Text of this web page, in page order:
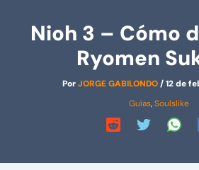
Nioh 3 – Cómo
Ryomen
PorJORGE GABILONDO/12 de
Guías,Soulslike